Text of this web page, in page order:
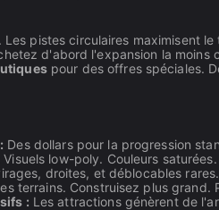
pistes circulaires maximisent
d'abord l'expansion la
pour des offres spéciales.
Des dollars pour la progression
Visuels low-poly. Couleurs
droites, et déblocables
terrains. Construisez plus grand.
: Les attractions génèrent de